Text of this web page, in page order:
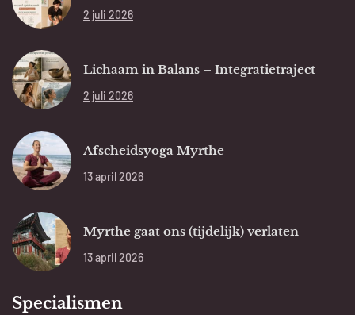
2 juli 2026
Lichaam in Balans – Integratietraject
2 juli 2026
Afscheidsyoga Myrthe
13 april 2026
Myrthe gaat ons (tijdelijk) verlaten
13 april 2026
Specialismen